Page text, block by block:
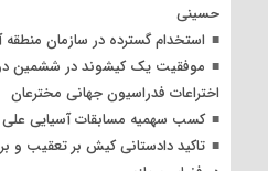
حسینی
استخدام گسترده در سازمان منطقه
موفقیت یک کیشوند در ششمین
اختراعات فدراسیون جهانی مخترعان
کسب سهمیه مسابقات آسیایی
تاکید دادستانی کیش بر تعقیب و